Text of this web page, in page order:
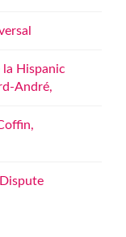
Hispanic
André,